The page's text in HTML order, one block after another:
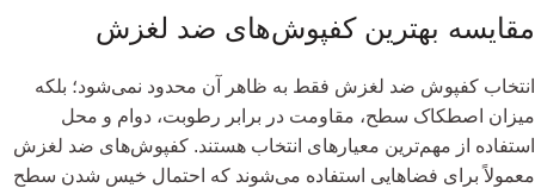
مقایسه بهترین کفپوش‌های ضد لغزش
انتخاب کفپوش ضد لغزش فقط به ظاهر آن محدود نمی‌شود؛ بلکه
میزان اصطکاک سطح، مقاومت در برابر رطوبت، دوام و محل
استفاده از مهم‌ترین معیارهای انتخاب هستند. کفپوش‌های ضد لغزش
معمولاً برای فضاهایی استفاده می‌شوند که احتمال خیس شدن سطح